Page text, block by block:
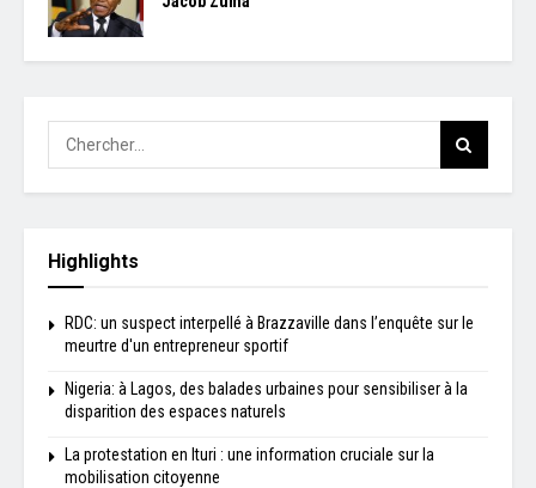
Highlights
RDC: un suspect interpellé à Brazzaville dans l’enquête sur le
meurtre d'un entrepreneur sportif
Nigeria: à Lagos, des balades urbaines pour sensibiliser à la
disparition des espaces naturels
La protestation en Ituri : une information cruciale sur la
mobilisation citoyenne